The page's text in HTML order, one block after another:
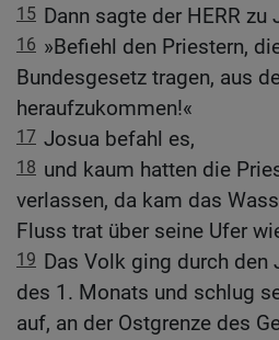
15 Dann sagte der HERR zu
16 »Befiehl den Priestern,
Bundesgesetz tragen, aus
heraufzukommen!«
17 Josua befahl es,
18 und kaum hatten die
verlassen, da kam das
Fluss trat über seine Ufer
19 Das Volk ging durch den
des 1. Monats und schlug
auf, an der Ostgrenze des